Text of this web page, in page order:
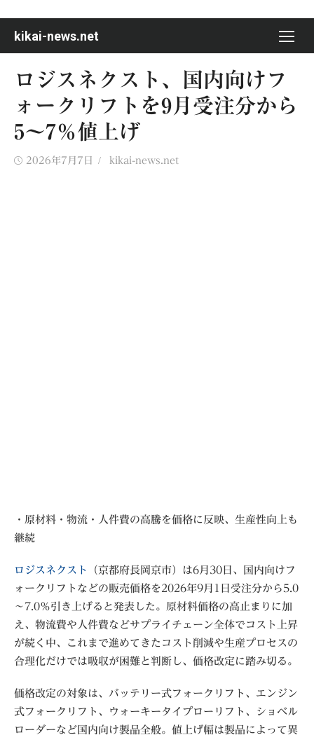
content
kikai-news.net
ロジスネクスト、国内向けフ
ォークリフトを9月受注分から
5～7％値上げ
Posted
2026年7月7日 Author
kikai-news.net
・原材料・物流・人件費の高騰を価格に反映、生産性向上も
継続
ロジスネクスト
（京都府長岡京市）は6月30日、国内向けフ
ォークリフトなどの販売価格を2026年9月1日受注分から5.0
～7.0％引き上げると発表した。原材料価格の高止まりに加
え、物流費や人件費などサプライチェーン全体でコスト上昇
が続く中、これまで進めてきたコスト削減や生産プロセスの
合理化だけでは吸収が困難と判断し、価格改定に踏み切る。
価格改定の対象は、バッテリー式フォークリフト、エンジン
式フォークリフト、ウォーキータイプローリフト、ショベル
ローダーなど国内向け製品全般。値上げ幅は製品によって異